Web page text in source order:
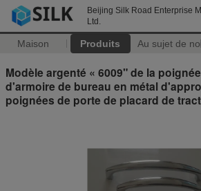
Beijing Silk Road Enterprise
Ltd.
Maison Produits Au sujet de
Modèle argenté « 6009" de la
d'armoire de bureau en métal
poignées de porte de placard de